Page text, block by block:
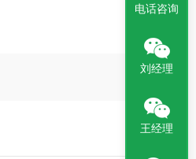
电话咨询
刘经理
王经理